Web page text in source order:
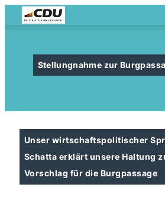
Stellungnahme zur
Unser wirtschaftspolitischer
Schatta erklärt unsere Haltung
Vorschlag für die Burgpassage